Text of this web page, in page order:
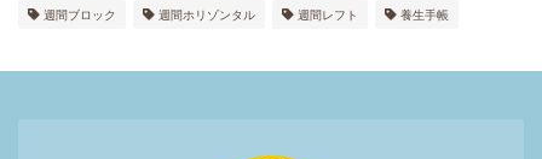
週間ブロック 週間ホリゾンタル 週間レフト 養生手帳